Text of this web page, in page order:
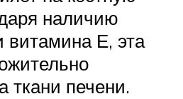
наличию
витамина Е, эта
ткани печени.